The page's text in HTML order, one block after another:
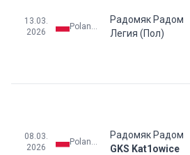
13.03.
2026
Радомяк Радом
Легия (Пол)
08.03.
2026
Радомяк Радом
GKS Kat1owice